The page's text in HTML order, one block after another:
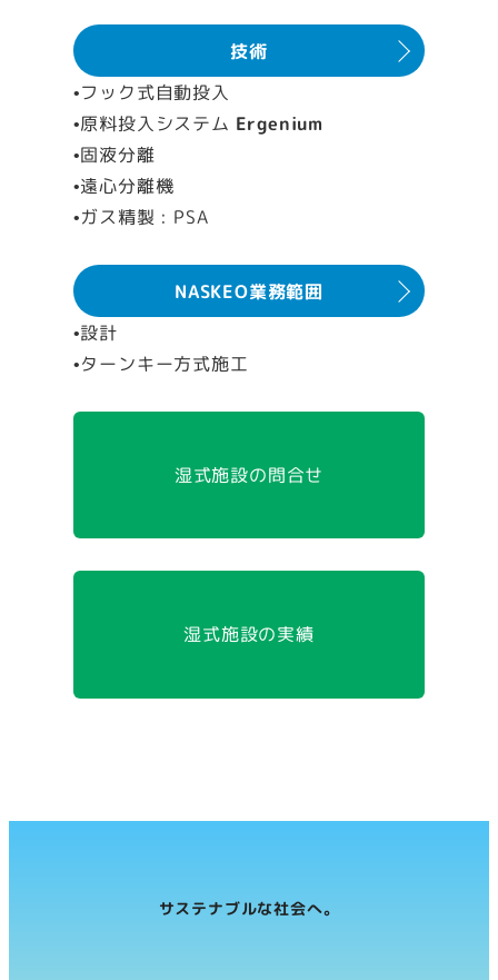
技術
•フック式自動投入
•原料投入システム Ergenium
•固液分離
•遠心分離機
•ガス精製 : PSA
NASKEO業務範囲
•設計
•ターンキー方式施工
湿式施設の問合せ
湿式施設の実績
サステナブルな社会へ。